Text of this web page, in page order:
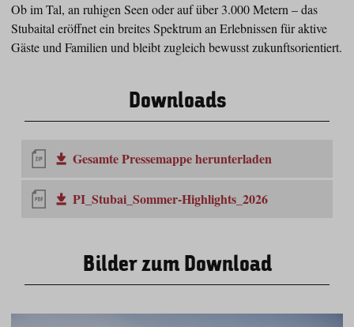
Ob im Tal, an ruhigen Seen oder auf über 3.000 Metern – das
Stubaital eröffnet ein breites Spektrum an Erlebnissen für aktive
Gäste und Familien und bleibt zugleich bewusst zukunftsorientiert.
Downloads
Gesamte Pressemappe herunterladen
PI_Stubai_Sommer-Highlights_2026
Bilder zum Download